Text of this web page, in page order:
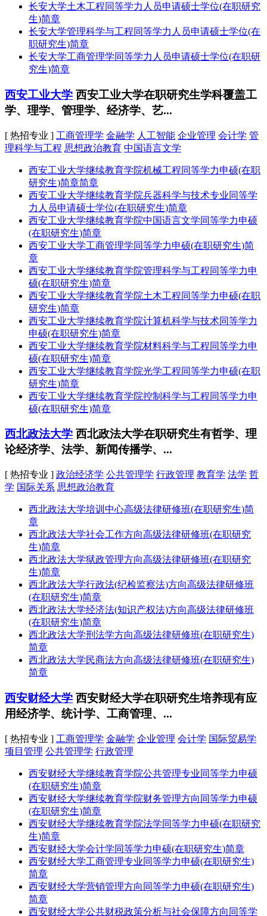
长安大学土木工程同等学力人员申请硕士学位(在职研究
生)简章
长安大学管理科学与工程同等学力人员申请硕士学位(在
职研究生)简章
长安大学工商管理学同等学力人员申请硕士学位(在职研
究生)简章
西安工业大学 西安工业大学在职研究生学科覆盖工
学、理学、管理学、经济学、艺...
[ 热招专业 ] 工商管理学 金融学 人工智能 企业管理 会计学 管
理科学与工程 思想政治教育 中国语言文学
西安工业大学继续教育学院机械工程同等学力申硕(在职
研究生)简章简章
西安工业大学继续教育学院兵器科学与技术专业同等学
力人员申请硕士学位(在职研究生)简章
西安工业大学继续教育学院中国语言文学同等学力申硕
(在职研究生)简章
西安工业大学工商管理学同等学力申硕(在职研究生)简
章
西安工业大学继续教育学院管理科学与工程同等学力申
硕(在职研究生)简章
西安工业大学继续教育学院土木工程同等学力申硕(在职
研究生)简章
西安工业大学继续教育学院计算机科学与技术同等学力
申硕(在职研究生)简章
西安工业大学继续教育学院材料科学与工程同等学力申
硕(在职研究生)简章
西安工业大学继续教育学院光学工程同等学力申硕(在职
研究生)简章
西安工业大学继续教育学院控制科学与工程同等学力申
硕(在职研究生)简章
西北政法大学 西北政法大学在职研究生有哲学、理
论经济学、法学、新闻传播学、...
[ 热招专业 ] 政治经济学 公共管理学 行政管理 教育学 法学 哲
学 国际关系 思想政治教育
西北政法大学培训中心高级法律研修班(在职研究生)简
章
西北政法大学社会工作方向高级法律研修班(在职研究
生)简章
西北政法大学狱政管理方向高级法律研修班(在职研究
生)简章
西北政法大学行政法(纪检监察法)方向高级法律研修班
(在职研究生)简章
西北政法大学经济法(知识产权法)方向高级法律研修班
(在职研究生)简章
西北政法大学刑法学方向高级法律研修班(在职研究生)
简章
西北政法大学民商法方向高级法律研修班(在职研究生)
简章
西安财经大学 西安财经大学在职研究生培养现有应
用经济学、统计学、工商管理、...
[ 热招专业 ] 工商管理学 金融学 企业管理 会计学 国际贸易学
项目管理 公共管理学 行政管理
西安财经大学继续教育学院公共管理专业同等学力申硕
(在职研究生)简章
西安财经大学继续教育学院财务管理方向同等学力申硕
(在职研究生)简章
西安财经大学继续教育学院法学同等学力申硕(在职研究
生)简章
西安财经大学会计学同等学力申硕(在职研究生)简章
西安财经大学工商管理专业同等学力申硕(在职研究生)
简章
西安财经大学营销管理方向同等学力申硕(在职研究生)
简章
西安财经大学公共财税政策分析与社会保障方向同等学